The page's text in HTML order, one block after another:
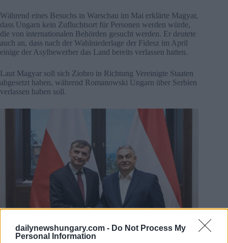
dailynewshungary.com - Do Not Process My
Personal Information
Während eines Besuchs in Warschau im Mai erklärte Magyar,
dass Ungarn kein Zufluchtsort für Personen werden würde,
die von internationalen Behörden gesucht werden. Er deutete
auch an, dass nach der Wahlniederlage der Fidesz im April
einige der Asylbewerber das Land bereits verlassen hatten.
Laut Magyar soll sich Ziobro in Richtung Vereinigte Staaten
abgesetzt haben, während Romanowski Ungarn über Serbien
verlassen haben soll.
Zbigniew Ziobro und Viktor Orbán im Jahr 2025. Foto:
Facebook/Orbán Viktor